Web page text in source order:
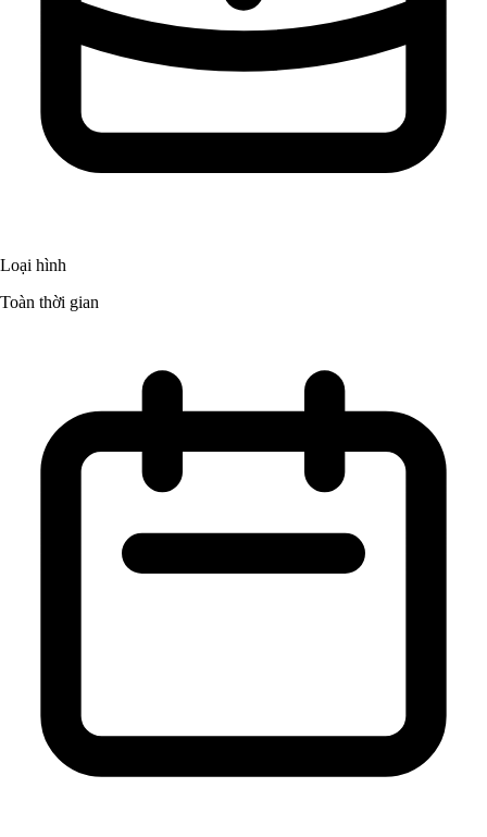
Loại hình
Toàn thời gian